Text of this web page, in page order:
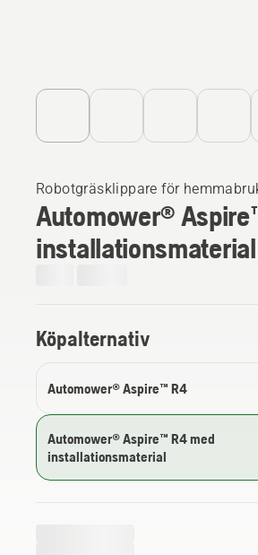
Robotgräsklippare för
Automower®
installationsmaterial
Köpalternativ
Automower® Aspire™ R4
Automower® Aspire™ R4 med
installationsmaterial